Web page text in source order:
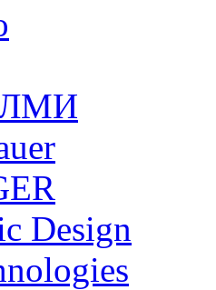
Design